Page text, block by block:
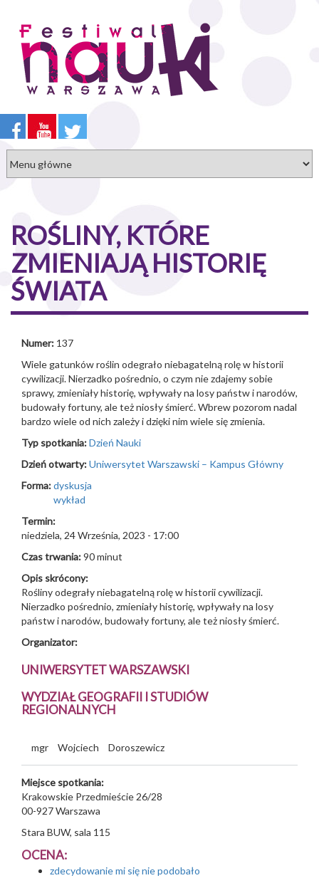
treści
ROŚLINY, KTÓRE
ZMIENIAJĄ HISTORIĘ
ŚWIATA
Numer: 137
Wiele gatunków roślin odegrało niebagatelną rolę w historii
cywilizacji. Nierzadko pośrednio, o czym nie zdajemy sobie
sprawy, zmieniały historię, wpływały na losy państw i narodów,
budowały fortuny, ale też niosły śmierć. Wbrew pozorom nadal
bardzo wiele od nich zależy i dzięki nim wiele się zmienia.
Typ spotkania:Dzień Nauki
Dzień otwarty:Uniwersytet Warszawski – Kampus Główny
Forma:dyskusja
wykład
Termin:
niedziela, 24 Września, 2023 - 17:00
Czas trwania:90 minut
Opis skrócony:
Rośliny odegrały niebagatelną rolę w historii cywilizacji.
Nierzadko pośrednio, zmieniały historię, wpływały na losy
państw i narodów, budowały fortuny, ale też niosły śmierć.
Organizator:
UNIWERSYTET WARSZAWSKI
WYDZIAŁ GEOGRAFII I STUDIÓW
REGIONALNYCH
mgr Wojciech Doroszewicz
Miejsce spotkania:
Krakowskie Przedmieście 26/28
00-927Warszawa
Stara BUW, sala 115
OCENA:
zdecydowanie mi się nie podobało